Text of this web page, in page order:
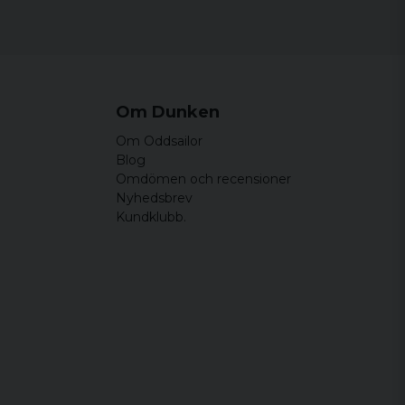
Om Dunken
Om Oddsailor
Blog
Omdömen och recensioner
Nyhedsbrev
Kundklubb.